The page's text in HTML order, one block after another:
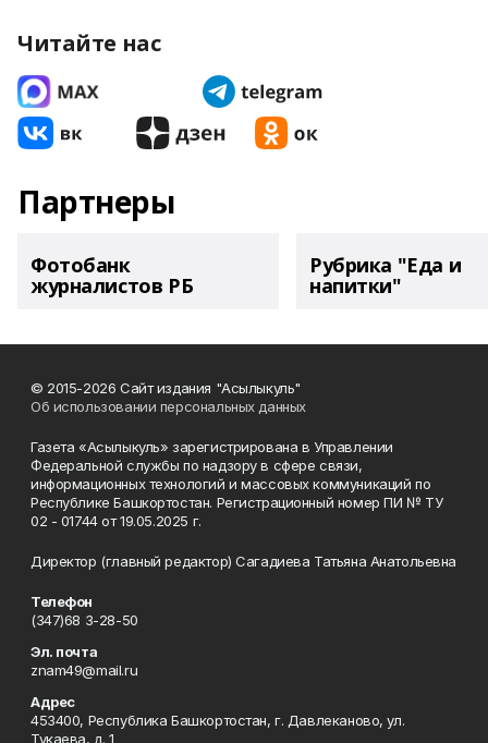
Читайте нас
Партнеры
Фотобанк
журналистов РБ
Рубрика "Еда и
напитки"
© 2015-2026 Сайт издания "Асылыкуль"
Об использовании персональных данных
Газета «Асылыкуль» зарегистрирована в Управлении
Федеральной службы по надзору в сфере связи,
информационных технологий и массовых коммуникаций по
Республике Башкортостан. Регистрационный номер ПИ № ТУ
02 - 01744 от 19.05.2025 г.
Директор (главный редактор) Сагадиева Татьяна Анатольевна
Телефон
(347)68 3-28-50
Эл. почта
znam49@mail.ru
Адрес
453400, Республика Башкортостан, г. Давлеканово, ул.
Тукаева, д. 1